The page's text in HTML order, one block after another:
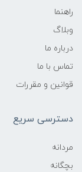
راهنما
وبلاگ
درباره ما
تماس با ما
قوانین و مقررات
دسترسی سریع
مردانه
بچگانه